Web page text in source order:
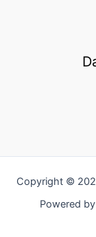
Copyright ©
Powered by